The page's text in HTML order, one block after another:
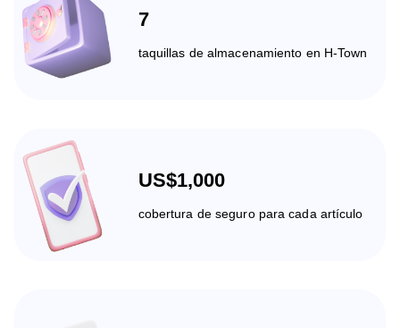
7
taquillas de almacenamiento en H-Town
US$1,000
cobertura de seguro para cada artículo